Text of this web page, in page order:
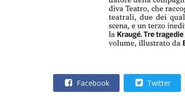
Facebook Twitter